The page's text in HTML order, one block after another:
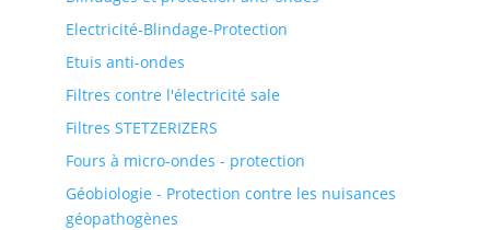
Electricité-Blindage-Protection
Etuis anti-ondes
Filtres contre l'électricité sale
Filtres STETZERIZERS
Fours à micro-ondes - protection
Géobiologie - Protection contre les nuisances
géopathogènes